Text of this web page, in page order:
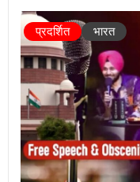
प्रदर्शित भारत